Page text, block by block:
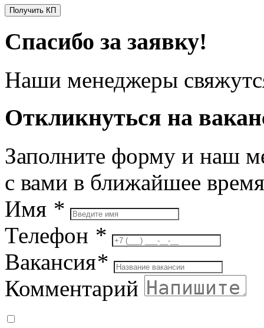
Получить КП
Спасибо за заявку!
Наши менеджеры
Откликнуться на
Заполните форму и наш
с вами в ближайшее время
Имя *
Телефон *
Вакансия*
Комментарий